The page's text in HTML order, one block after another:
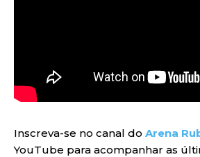
Inscreva-se no canal do Arena
YouTube para acompanhar as